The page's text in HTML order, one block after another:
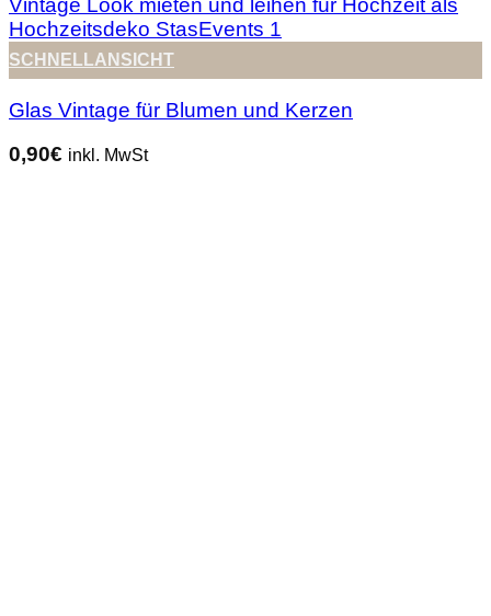
SCHNELLANSICHT
Glas Vintage für Blumen und Kerzen
0,90€ inkl. MwSt